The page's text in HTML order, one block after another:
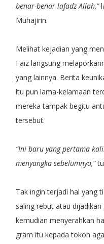
benar-benar lafadz Allah,”
Muhajirin.
Melihat kejadian yang
Faiz langsung
yang lainnya. Berita
itu pun lama-kelamaan
mereka tampak begitu
tersebut.
“Ini baru yang pertama
menyangka sebelumnya,”
Tak ingin terjadi hal yang
saling rebut atau
kemudian menyerahkan
gram itu kepada tokoh